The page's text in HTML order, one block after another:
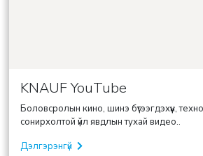
KNAUF YouTube
Боловсролын кино, шинэ бүтээгдэхүүн,
сонирхолтой үйл явдлын тухай видео..
Дэлгэрэнгүй